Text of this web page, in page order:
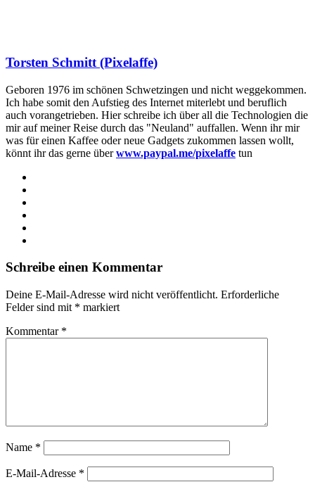
Torsten Schmitt (Pixelaffe)
Geboren 1976 im schönen Schwetzingen und nicht weggekommen.
Ich habe somit den Aufstieg des Internet miterlebt und beruflich
auch vorangetrieben. Hier schreibe ich über all die Technologien die
mir auf meiner Reise durch das "Neuland" auffallen. Wenn ihr mir
was für einen Kaffee oder neue Gadgets zukommen lassen wollt,
könnt ihr das gerne überwww.paypal.me/pixelaffe tun
Schreibe einen Kommentar
Deine E-Mail-Adresse wird nicht veröffentlicht. Erforderliche
Felder sind mit * markiert
Kommentar *
Name *
E-Mail-Adresse *